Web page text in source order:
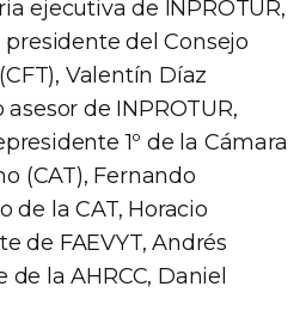
ejecutiva de INPROTUR,
del Consejo
Valentín Díaz
de INPROTUR,
1º de la Cámara
(CAT), Fernando
de la CAT, Horacio
de FAEVYT, Andrés
de la AHRCC, Daniel